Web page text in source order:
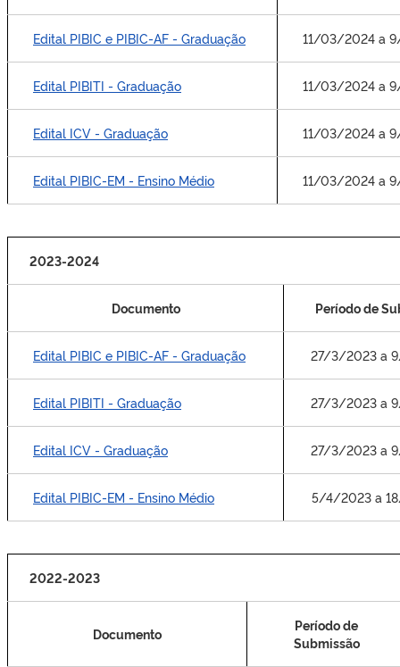
Edital PIBIC e PIBIC-AF - Graduação 11/03/2024 a
Edital PIBITI - Graduação 11/03/2024 a
Edital ICV - Graduação 11/03/2024 a
Edital PIBIC-EM - Ensino Médio 11/03/2024 a
2023-2024
Documento Período de
Edital PIBIC e PIBIC-AF - Graduação 27/3/2023 a
Edital PIBITI - Graduação 27/3/2023 a
Edital ICV - Graduação 27/3/2023 a
Edital PIBIC-EM - Ensino Médio 5/4/2023 a
2022-2023
Documento
Período de
Submissão